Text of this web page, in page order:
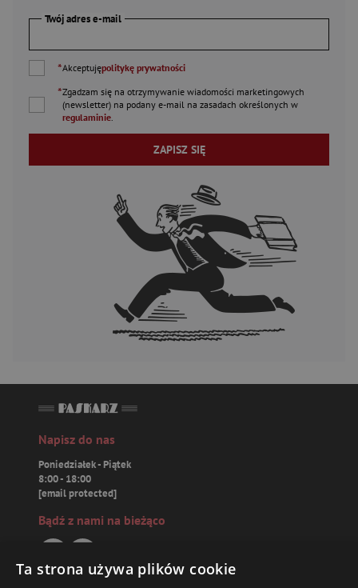
Twój adres e-mail
*Akceptujępolitykę prywatności
*Zgadzam się na otrzymywanie wiadomości marketingowych
(newsletter) na podany e-mail na zasadach określonych w
regulaminie.
ZAPISZ SIĘ
Napisz do nas
Poniedziałek - Piątek
8:00 - 18:00
[email protected]
Bądź z nami na bieżąco
Ta strona używa plików cookie